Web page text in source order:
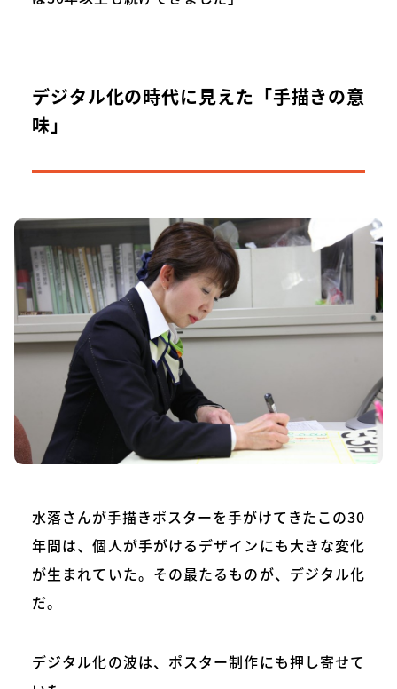
デジタル化の時代に見えた「手描きの意
味」
水落さんが手描きポスターを手がけてきたこの30
年間は、個人が手がけるデザインにも大きな変化
が生まれていた。その最たるものが、デジタル化
だ。
デジタル化の波は、ポスター制作にも押し寄せて